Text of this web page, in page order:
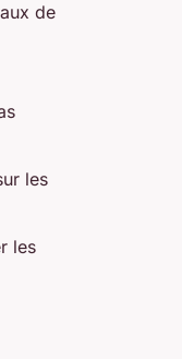
de
les
les